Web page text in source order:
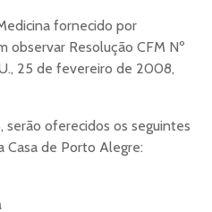
fornecido por
observar Resolução CFM Nº
25 de fevereiro de 2008,
oferecidos os seguintes
Casa de Porto Alegre: